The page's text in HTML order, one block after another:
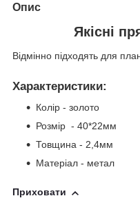
Опис
Якісні
Відмінно підходять для
Характеристики:
Колір - золото
Розмір - 40*22мм
Товщина - 2,4мм
Матеріал - метал
Приховати